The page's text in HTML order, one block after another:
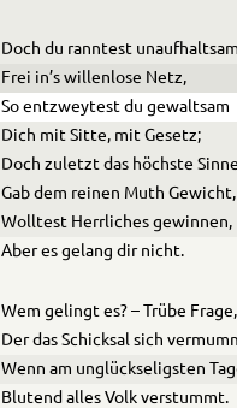
Doch du ranntest
Frei in’s willenlose Netz,
So entzweytest du gewaltsam
Dich mit Sitte, mit Gesetz;
Doch zuletzt das höchste
Gab dem reinen Muth Gewicht,
Wolltest Herrliches gewinnen,
Aber es gelang dir nicht.
Wem gelingt es? – Trübe Frage,
Der das Schicksal sich
Wenn am unglückseligsten
Blutend alles Volk verstummt.